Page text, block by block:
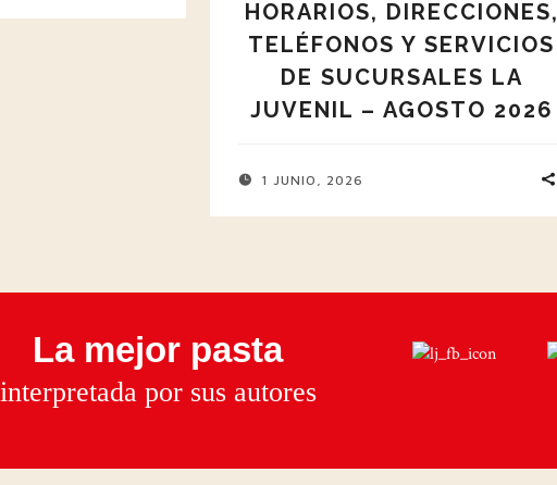
HORARIOS, DIRECCIONES,
TELÉFONOS Y SERVICIOS
DE SUCURSALES LA
JUVENIL – AGOSTO 2026
1 JUNIO, 2026
La mejor pasta
interpretada por sus autores